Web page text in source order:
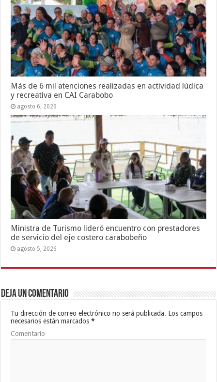
Más de 6 mil atenciones realizadas en actividad lúdica
y recreativa en CAI Carabobo
agosto 6, 2026
Ministra de Turismo lideró encuentro con prestadores
de servicio del eje costero carabobeño
agosto 5, 2026
Deja un comentario
Tu dirección de correo electrónico no será publicada. Los campos
necesarios están marcados*
Comentario